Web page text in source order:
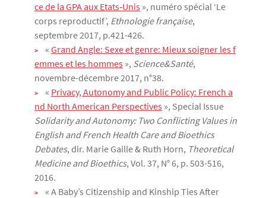
ce de la GPA aux Etats‑Unis », numéro spécial ‘Le
corps reproductif’, Ethnologie française,
septembre 2017, p.421-426.
« Grand Angle: Sexe et genre: Mieux soigner les f
emmes et les hommes », Science&Santé,
novembre-décembre 2017, n°38.
« Privacy, Autonomy and Public Policy: French a
nd North American Perspectives », Special Issue
Solidarity and Autonomy: Two Conflicting Values in
English and French Health Care and Bioethics
Debates, dir. Marie Gaille & Ruth Horn, Theoretical
Medicine and Bioethics, Vol. 37, N° 6, p. 503-516,
2016.
« A Baby’s Citizenship and Kinship Ties After